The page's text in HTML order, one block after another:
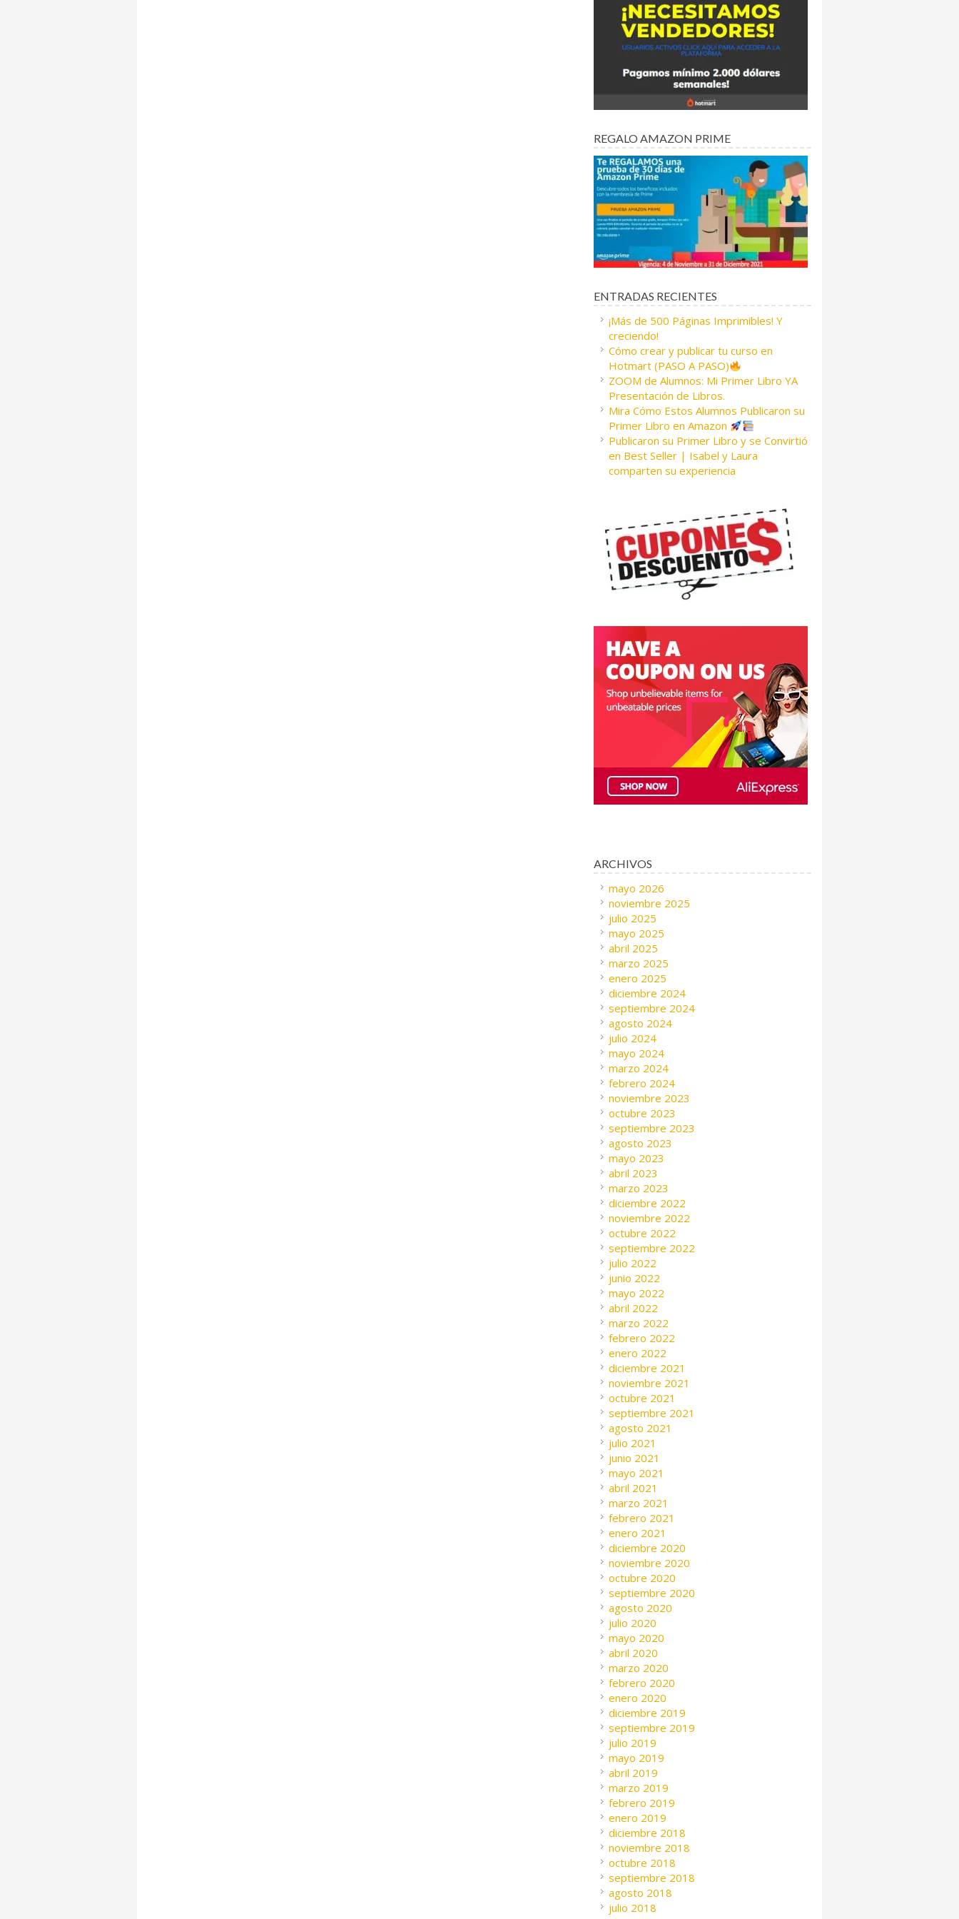
REGALO AMAZON PRIME
ENTRADAS RECIENTES
¡Más de 500 Páginas Imprimibles! Y
creciendo!
Cómo crear y publicar tu curso en
Hotmart (PASO A PASO)
ZOOM de Alumnos: Mi Primer Libro YA
Presentación de Libros.
Mira Cómo Estos Alumnos Publicaron su
Primer Libro en Amazon
Publicaron su Primer Libro y se Convirtió
en Best Seller | Isabel y Laura
comparten su experiencia
ARCHIVOS
mayo 2026
noviembre 2025
julio 2025
mayo 2025
abril 2025
marzo 2025
enero 2025
diciembre 2024
septiembre 2024
agosto 2024
julio 2024
mayo 2024
marzo 2024
febrero 2024
noviembre 2023
octubre 2023
septiembre 2023
agosto 2023
mayo 2023
abril 2023
marzo 2023
diciembre 2022
noviembre 2022
octubre 2022
septiembre 2022
julio 2022
junio 2022
mayo 2022
abril 2022
marzo 2022
febrero 2022
enero 2022
diciembre 2021
noviembre 2021
octubre 2021
septiembre 2021
agosto 2021
julio 2021
junio 2021
mayo 2021
abril 2021
marzo 2021
febrero 2021
enero 2021
diciembre 2020
noviembre 2020
octubre 2020
septiembre 2020
agosto 2020
julio 2020
mayo 2020
abril 2020
marzo 2020
febrero 2020
enero 2020
diciembre 2019
septiembre 2019
julio 2019
mayo 2019
abril 2019
marzo 2019
febrero 2019
enero 2019
diciembre 2018
noviembre 2018
octubre 2018
septiembre 2018
agosto 2018
julio 2018